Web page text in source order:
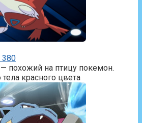
похожий на птицу покемон.
красного цвета